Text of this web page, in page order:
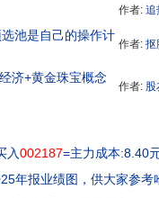
作者: 追
池是自己的操作计
作者: 抠
济+黄金珠宝概念
作者: 股
入002187=主力成本:8.40
年报业绩图，供大家参考